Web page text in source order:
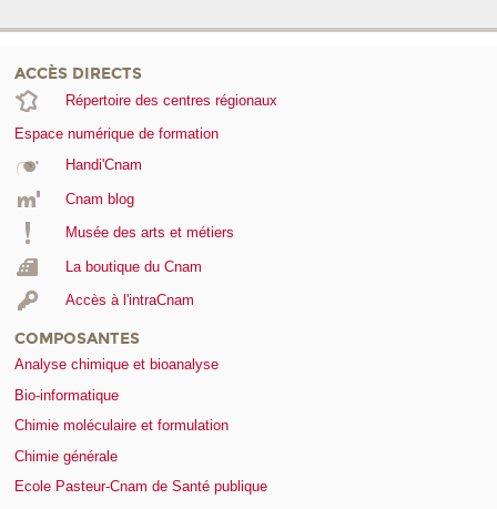
ACCÈS DIRECTS
Répertoire des centres régionaux
Espace numérique de formation
Handi'Cnam
Cnam blog
Musée des arts et métiers
La boutique du Cnam
Accès à l'intraCnam
COMPOSANTES
Analyse chimique et bioanalyse
Bio-informatique
Chimie moléculaire et formulation
Chimie générale
Ecole Pasteur-Cnam de Santé publique